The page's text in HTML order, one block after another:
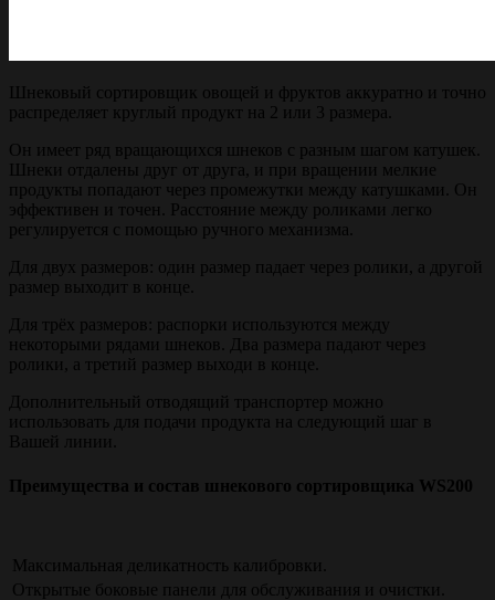
Шнековый сортировщик овощей и фруктов аккуратно и точно
распределяет круглый продукт на 2 или 3 размера.
Он имеет ряд вращающихся шнеков с разным шагом катушек.
Шнеки отдалены друг от друга, и при вращении мелкие
продукты попадают через промежутки между катушками. Он
эффективен и точен. Расстояние между роликами легко
регулируется с помощью ручного механизма.
Для двух размеров: один размер падает через ролики, а другой
размер выходит в конце.
Для трёх размеров: распорки используются между
некоторыми рядами шнеков. Два размера падают через
ролики, а третий размер выходи в конце.
Дополнительный отводящий транспортер можно
использовать для подачи продукта на следующий шаг в
Вашей линии.
Преимущества и состав шнекового сортировщика WS200
Максимальная деликатность калибровки.
Открытые боковые панели для обслуживания и очистки.